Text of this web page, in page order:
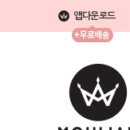
앱다운로드